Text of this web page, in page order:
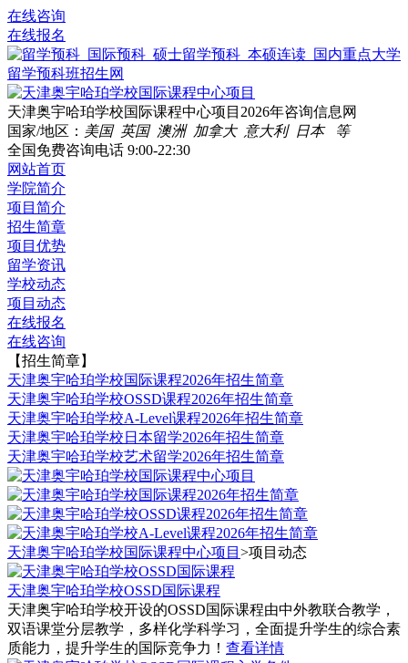
在线咨询
在线报名
天津奥宇哈珀学校国际课程中心项目2026年咨询信息网
国家/地区： 美国 英国 澳洲 加拿大 意大利 日本 等
全国免费咨询电话 9:00-22:30
网站首页
学院简介
项目简介
招生简章
项目优势
留学资讯
学校动态
项目动态
在线报名
在线咨询
【招生简章】
天津奥宇哈珀学校国际课程2026年招生简章
天津奥宇哈珀学校OSSD课程2026年招生简章
天津奥宇哈珀学校A-Level课程2026年招生简章
天津奥宇哈珀学校日本留学2026年招生简章
天津奥宇哈珀学校艺术留学2026年招生简章
天津奥宇哈珀学校国际课程中心项目 >项目动态
天津奥宇哈珀学校OSSD国际课程
天津奥宇哈珀学校开设的OSSD国际课程由中外教联合教学，
双语课堂分层教学，多样化学科学习，全面提升学生的综合素
质能力，提升学生的国际竞争力！ 查看详情